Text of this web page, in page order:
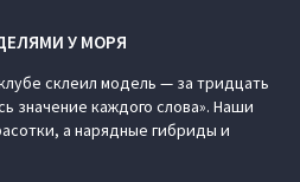
У МОРЯ
склеил модель — за тридцать
значение каждого слова». Наши
а нарядные гибриды и